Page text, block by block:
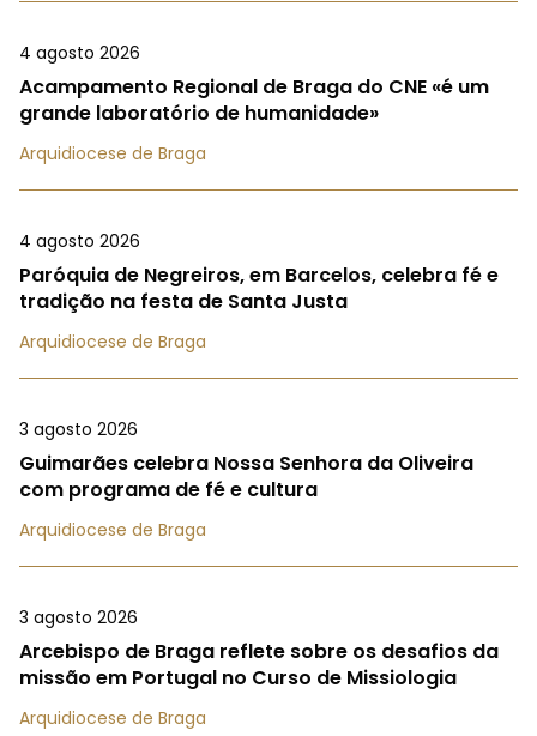
4 agosto 2026
Acampamento Regional de Braga do CNE «é um
grande laboratório de humanidade»
Arquidiocese de Braga
4 agosto 2026
Paróquia de Negreiros, em Barcelos, celebra fé e
tradição na festa de Santa Justa
Arquidiocese de Braga
3 agosto 2026
Guimarães celebra Nossa Senhora da Oliveira
com programa de fé e cultura
Arquidiocese de Braga
3 agosto 2026
Arcebispo de Braga reflete sobre os desafios da
missão em Portugal no Curso de Missiologia
Arquidiocese de Braga